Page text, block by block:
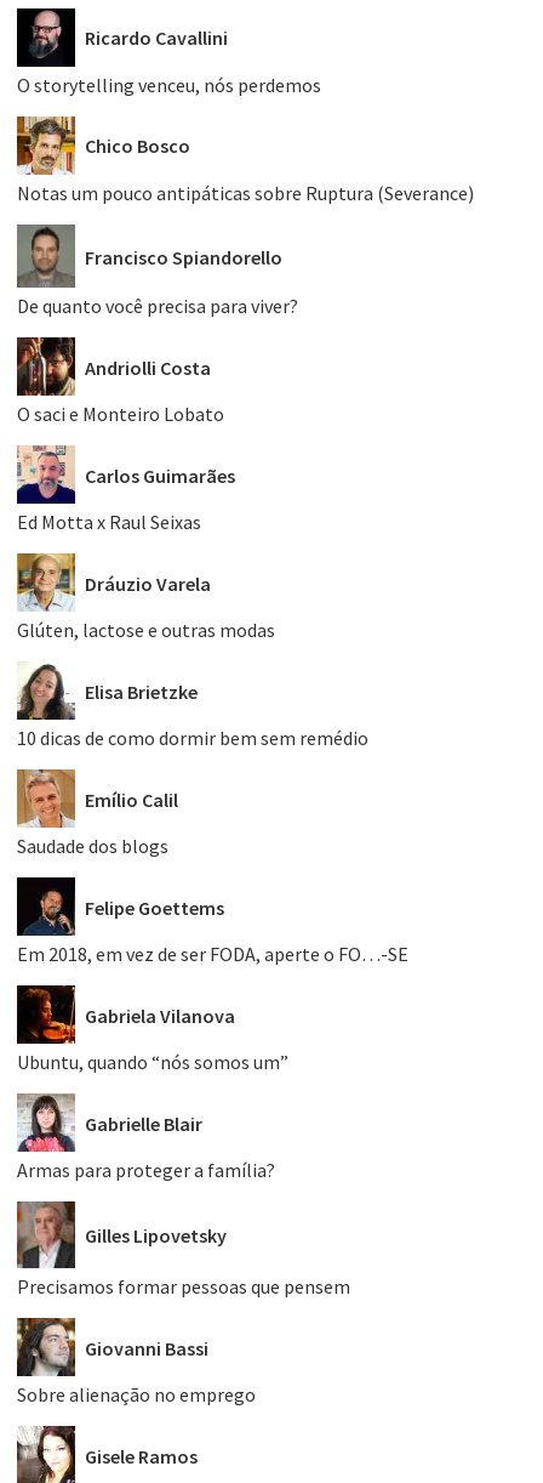
Ricardo Cavallini
O storytelling venceu, nós perdemos
Chico Bosco
Notas um pouco antipáticas sobre Ruptura (Severance)
Francisco Spiandorello
De quanto você precisa para viver?
Andriolli Costa
O saci e Monteiro Lobato
Carlos Guimarães
Ed Motta x Raul Seixas
Dráuzio Varela
Glúten, lactose e outras modas
Elisa Brietzke
10 dicas de como dormir bem sem remédio
Emílio Calil
Saudade dos blogs
Felipe Goettems
Em 2018, em vez de ser FODA, aperte o FO…-SE
Gabriela Vilanova
Ubuntu, quando “nós somos um”
Gabrielle Blair
Armas para proteger a família?
Gilles Lipovetsky
Precisamos formar pessoas que pensem
Giovanni Bassi
Sobre alienação no emprego
Gisele Ramos